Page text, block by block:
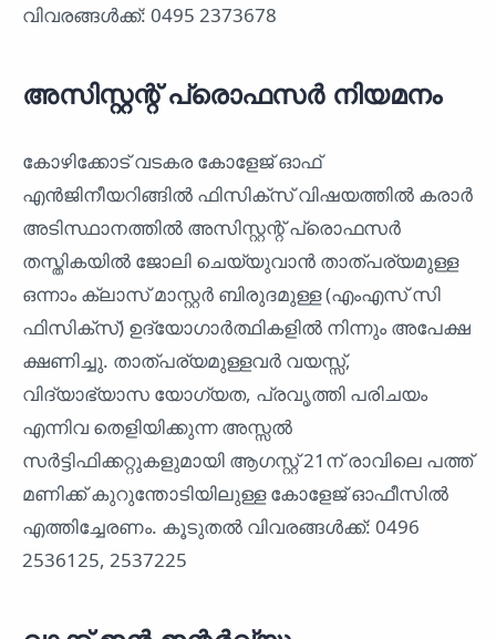
വിവരങ്ങൾക്ക്: 0495 2373678
അസിസ്റ്റന്റ് പ്രൊഫസര്‍ നിയമനം
കോഴിക്കോട് വടകര കോളേജ് ഓഫ്
എൻജിനീയറിങ്ങിൽ ഫിസിക്‌സ് വിഷയത്തില്‍ കരാര്‍
അടിസ്ഥാനത്തില്‍ അസിസ്റ്റന്റ് പ്രൊഫസർ
തസ്തികയില്‍ ജോലി ചെയ്യുവാന്‍ താത്പര്യമുള്ള
ഒന്നാം ക്ലാസ് മാസ്റ്റര്‍ ബിരുദമുള്ള (എംഎസ് സി
ഫിസിക്‌സ്) ഉദ്യോഗാര്‍ത്ഥികളില്‍ നിന്നും അപേക്ഷ
ക്ഷണിച്ചു. താത്പര്യമുള്ളവര്‍ വയസ്സ്,
വിദ്യാഭ്യാസ യോഗ്യത, പ്രവൃത്തി പരിചയം
എന്നിവ തെളിയിക്കുന്ന അസ്സല്‍
സര്‍ട്ടിഫിക്കറ്റുകളുമായി ആഗസ്റ്റ് 21ന് രാവിലെ പത്ത്
മണിക്ക് കുറുന്തോടിയിലുള്ള കോളേജ് ഓഫീസില്‍
എത്തിച്ചേരണം. കൂടുതല്‍ വിവരങ്ങള്‍ക്ക്: 0496
2536125, 2537225